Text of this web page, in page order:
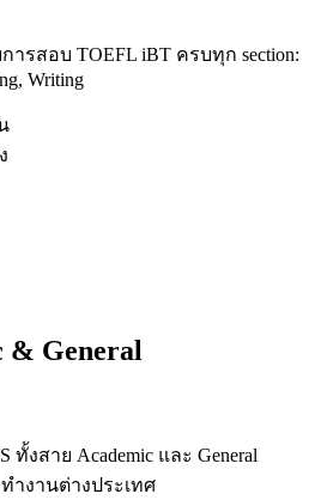
รสอบ TOEFL iBT ครบทุก section:
Writing
& General
งสาย Academic และ General
ำงานต่างประเทศ